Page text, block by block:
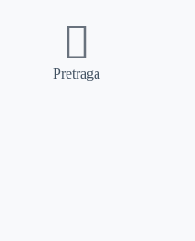
Pretraga